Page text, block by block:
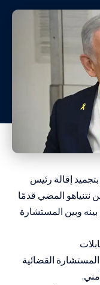
إقالة رئيس
نتنياهو المضي قدمًا
وبين المستشارة
القضائية